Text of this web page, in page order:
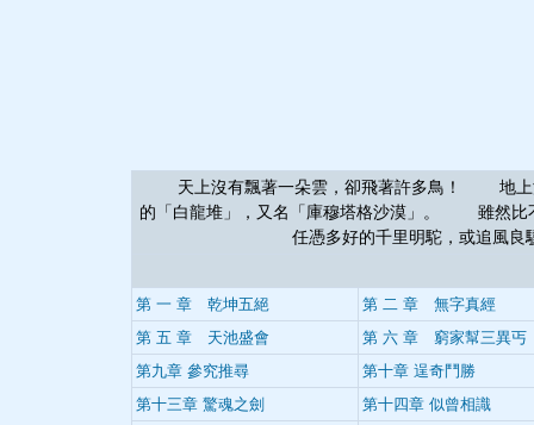
天上沒有飄著一朵雲，卻飛著許多鳥！ 地
的「白龍堆」，又名「庫穆塔格沙漠」。 雖然比
任憑多好的千里明駝，或追風
第 一 章 乾坤五絕
第 二 章 無字真經
第 五 章 天池盛會
第 六 章 窮家幫三異丐
第九章 參究推尋
第十章 逞奇鬥勝
第十三章 驚魂之劍
第十四章 似曾相識